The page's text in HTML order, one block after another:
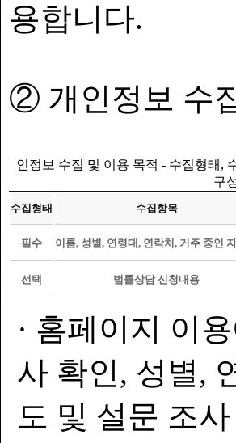
용합니다.
② 개인정보 수
인정보 수집 및 이용 목적 - 수집형태,
구
수집형태 수집항목
필수 이름, 성별, 연령대, 연락처, 거주 중인
선택 법률상담 신청내용
· 홈페이지 이
사 확인, 성별,
도 및 설문 조사